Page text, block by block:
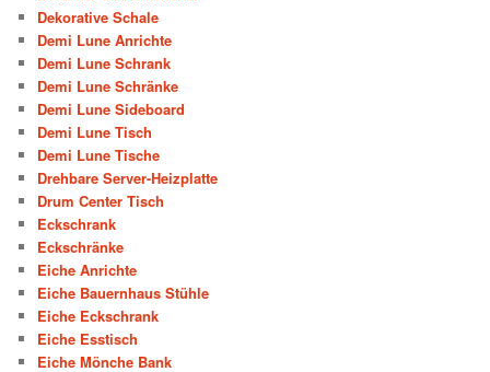
Dekorative Schale
Demi Lune Anrichte
Demi Lune Schrank
Demi Lune Schränke
Demi Lune Sideboard
Demi Lune Tisch
Demi Lune Tische
Drehbare Server-Heizplatte
Drum Center Tisch
Eckschrank
Eckschränke
Eiche Anrichte
Eiche Bauernhaus Stühle
Eiche Eckschrank
Eiche Esstisch
Eiche Mönche Bank